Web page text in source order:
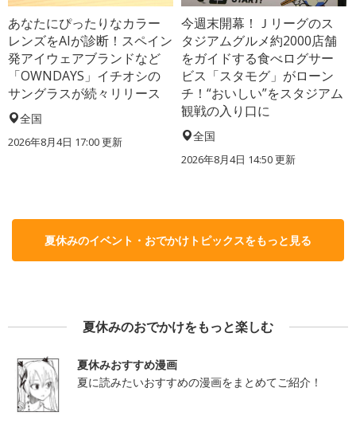
あなたにぴったりなカラー
レンズをAIが診断！スペイン
発アイウェアブランドなど
「OWNDAYS」イチオシの
サングラスが続々リリース
全国
2026年8月4日 17:00更新
今週末開幕！Ｊリーグのス
タジアムグルメ約2000店舗
をガイドする食べログサー
ビス「スタモグ」がローン
チ！“おいしい”をスタジアム
観戦の入り口に
全国
2026年8月4日 14:50更新
夏休みのイベント・おでかけトピックスをもっと見る
夏休みのおでかけをもっと楽しむ
夏休みおすすめ漫画
夏に読みたいおすすめの漫画をまとめてご紹介！